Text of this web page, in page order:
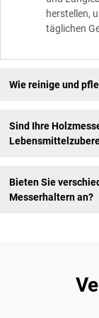
herstellen,
täglichen
Wie reinige und
Sind Ihre
Bieten Sie
Messerhaltern an?